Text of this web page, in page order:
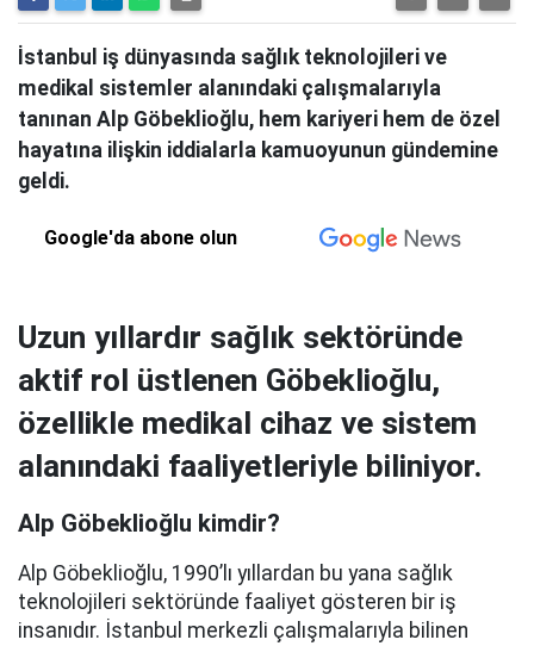
İstanbul iş dünyasında sağlık teknolojileri ve
medikal sistemler alanındaki çalışmalarıyla
tanınan Alp Göbeklioğlu, hem kariyeri hem de özel
hayatına ilişkin iddialarla kamuoyunun gündemine
geldi.
Google'da abone olun
Uzun yıllardır sağlık sektöründe
aktif rol üstlenen Göbeklioğlu,
özellikle medikal cihaz ve sistem
alanındaki faaliyetleriyle biliniyor.
Alp Göbeklioğlu kimdir?
Alp Göbeklioğlu, 1990’lı yıllardan bu yana sağlık
teknolojileri sektöründe faaliyet gösteren bir iş
insanıdır. İstanbul merkezli çalışmalarıyla bilinen